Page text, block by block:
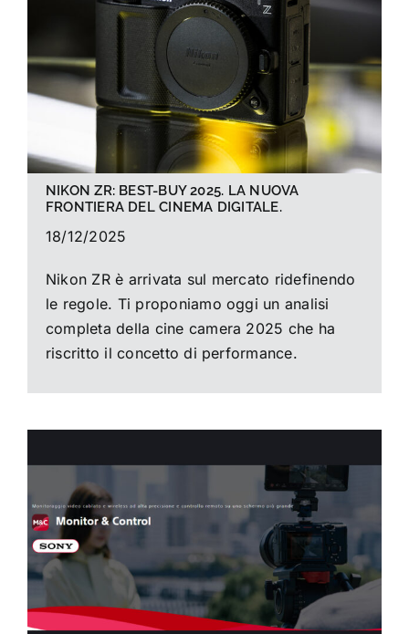
La foto del mese
Guide
Cerca
per:
NIKON ZR: BEST-BUY 2025. LA NUOVA
FRONTIERA DEL CINEMA DIGITALE.
18/12/2025
Nikon ZR è arrivata sul mercato ridefinendo
le regole. Ti proponiamo oggi un analisi
completa della cine camera 2025 che ha
riscritto il concetto di performance.